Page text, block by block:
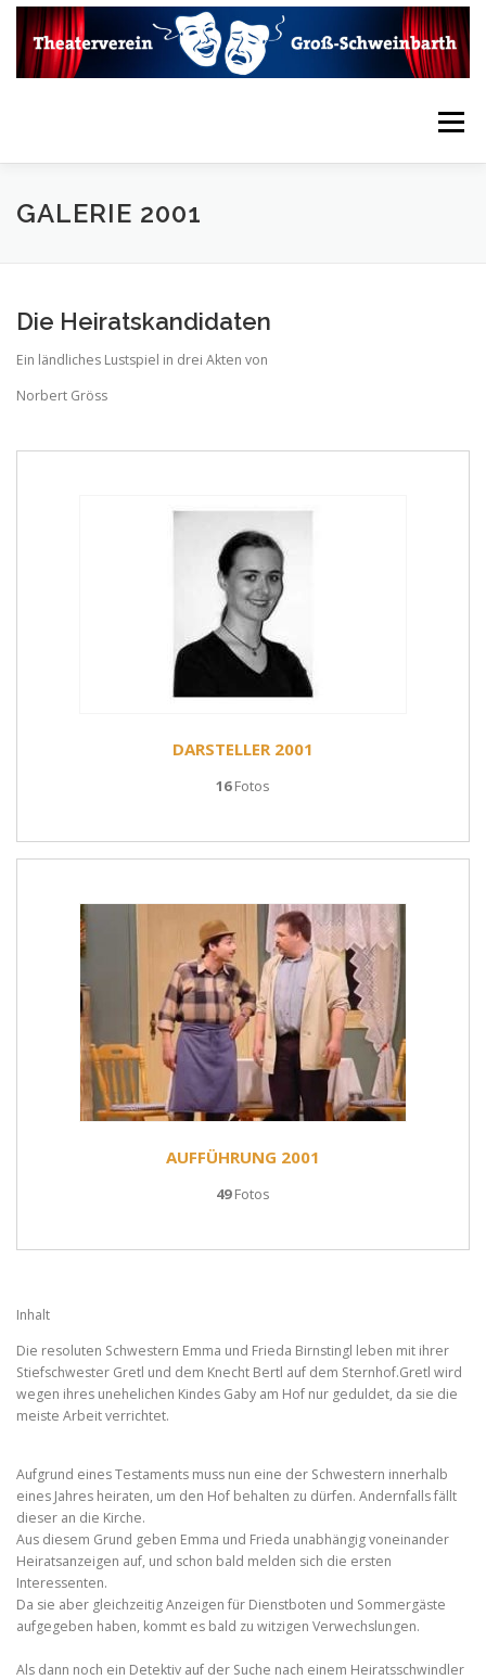
Zum
Inhalt
springen
Menü
HOME VEREIN
MEDIENARCHIV VIDEOARCHIV
GALERIE 2001
Die Heiratskandidaten
Ein ländliches Lustspiel in drei Akten von
Norbert Gröss
DARSTELLER 2001
16Fotos
AUFFÜHRUNG 2001
49Fotos
Inhalt
Die resoluten Schwestern Emma und Frieda Birnstingl leben mit ihrer
Stiefschwester Gretl und dem Knecht Bertl auf dem Sternhof.Gretl wird
wegen ihres unehelichen Kindes Gaby am Hof nur geduldet, da sie die
meiste Arbeit verrichtet.
Aufgrund eines Testaments muss nun eine der Schwestern innerhalb
eines Jahres heiraten, um den Hof behalten zu dürfen. Andernfalls fällt
dieser an die Kirche.
Aus diesem Grund geben Emma und Frieda unabhängig voneinander
Heiratsanzeigen auf, und schon bald melden sich die ersten
Interessenten.
Da sie aber gleichzeitig Anzeigen für Dienstboten und Sommergäste
aufgegeben haben, kommt es bald zu witzigen Verwechslungen.
Als dann noch ein Detektiv auf der Suche nach einem Heiratsschwindler